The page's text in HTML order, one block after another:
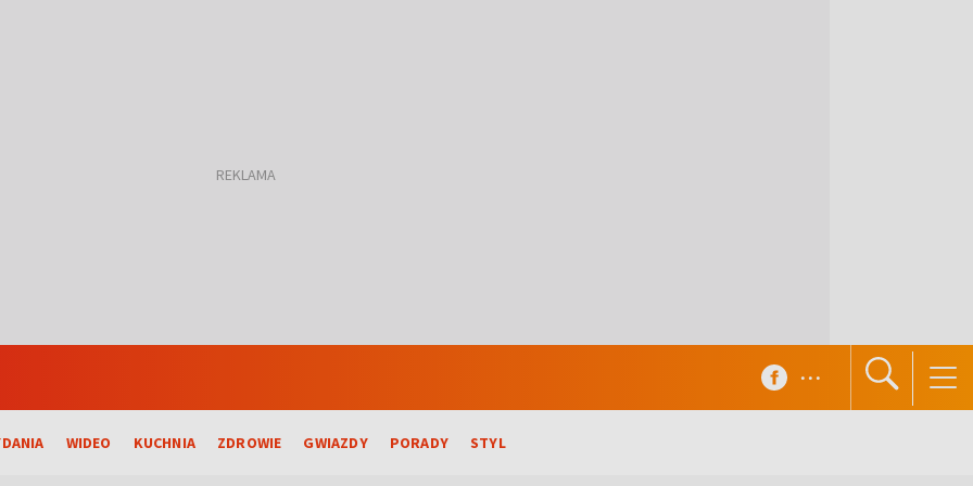
WIDEO KUCHNIA ZDROWIE GWIAZDY PORADY STYL
...